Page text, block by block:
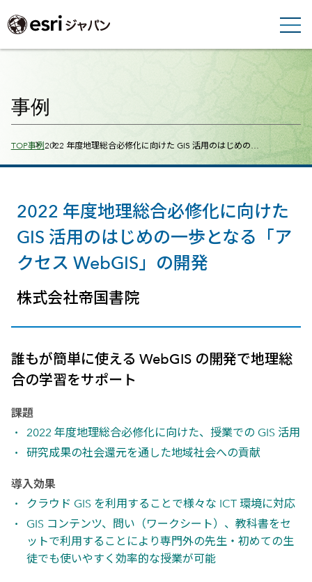
事例
Breadcrumbs
TOP事例2022 年度地理総合必修化に向けた GIS 活用のはじめの…
2022 年度地理総合必修化に向けた
GIS 活用のはじめの一歩となる「ア
クセス WebGIS」の開発
株式会社帝国書院
誰もが簡単に使える WebGIS の開発で地理総
合の学習をサポート
課題
2022 年度地理総合必修化に向けた、授業での GIS 活用
研究成果の社会還元を通した地域社会への貢献
導入効果
クラウド GIS を利用することで様々な ICT 環境に対応
GIS コンテンツ、問い（ワークシート）、教科書をセ
ットで利用することにより専門外の先生・初めての生
徒でも使いやすく効率的な授業が可能